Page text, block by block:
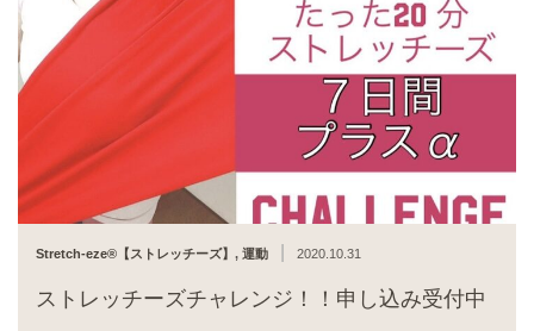
Stretch-eze®︎【ストレッチーズ】 , 運動 2020.10.31
ストレッチーズチャレンジ！！申し込み受付中